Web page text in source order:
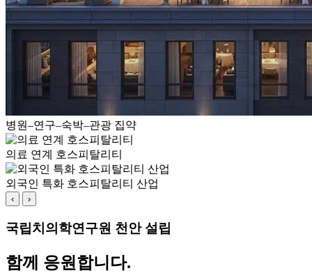
병원–연구–숙박–관광 집약
의료 연계 호스피탈리티
외국인 특화 호스피탈리티 산업
‹ ›
국립치의학연구원 천안 설립
함께 응원합니다.